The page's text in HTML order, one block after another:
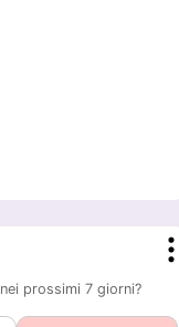
nei prossimi 7 giorni?